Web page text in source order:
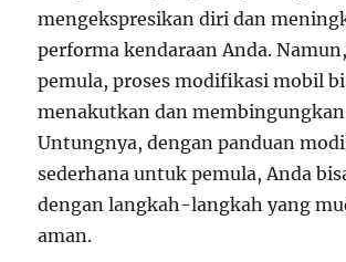
mengekspresikan diri dan
performa kendaraan Anda.
pemula, proses modifikasi mobil
menakutkan dan
Untungnya, dengan panduan
sederhana untuk pemula, Anda
dengan langkah-langkah yang
aman.